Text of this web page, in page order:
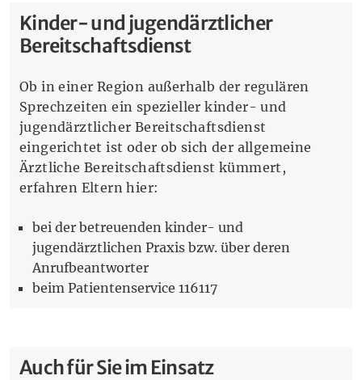
Kinder- und jugendärztlicher
Bereitschaftsdienst
Ob in einer Region außerhalb der regulären
Sprechzeiten ein spezieller kinder- und
jugendärztlicher Bereitschaftsdienst
eingerichtet ist oder ob sich der allgemeine
Ärztliche Bereitschaftsdienst kümmert,
erfahren Eltern hier:
bei der betreuenden kinder- und
jugendärztlichen Praxis bzw. über deren
Anrufbeantworter
beim Patientenservice 116117
Auch für Sie im Einsatz